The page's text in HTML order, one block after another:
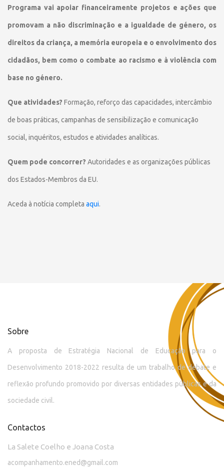
Programa vai apoiar financeiramente projetos e ações que
promovam a não discriminação e a igualdade de género, os
direitos da criança, a memória europeia e o envolvimento dos
cidadãos, bem como o combate ao racismo e à violência com
base no género.
Que atividades? Formação, reforço das capacidades, intercâmbio
de boas práticas, campanhas de sensibilização e comunicação
social, inquéritos, estudos e atividades analíticas.
Quem pode concorrer? Autoridades e as organizações públicas
dos Estados-Membros da EU.
Aceda à notícia completa aqui.
Sobre
A proposta de Estratégia Nacional de Educação para o
Desenvolvimento 2018-2022 resulta de um trabalho de debate e
reflexão profundo promovido por diversas entidades públicas e da
sociedade civil.
Contactos
La Salete Coelho e Joana Costa
acompanhamento.ened@gmail.com